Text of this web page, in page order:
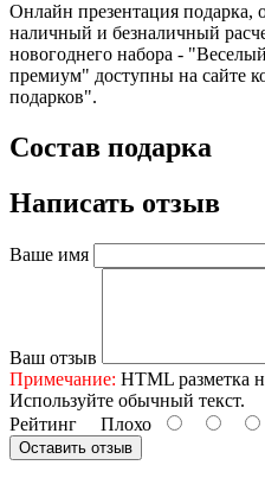
Онлайн презентация подарка,
наличный и безналичный
новогоднего набора -
премиум" доступны на сайте
подарков".
Состав подарка
Написать отзыв
Ваше имя
Ваш отзыв
Примечание: HTML разметка
Используйте обычный текст.
Рейтинг Плохо
Оставить отзыв